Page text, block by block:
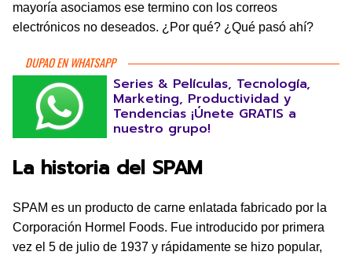
mayoría asociamos ese termino con los correos
electrónicos no deseados. ¿Por qué? ¿Qué pasó ahí?
DUPAO EN WHATSAPP
Series & Películas, Tecnología,
Marketing, Productividad y
Tendencias ¡Únete GRATIS a
nuestro grupo!
La historia del SPAM
SPAM es un producto de carne enlatada fabricado por la
Corporación Hormel Foods. Fue introducido por primera
vez el 5 de julio de 1937 y rápidamente se hizo popular,